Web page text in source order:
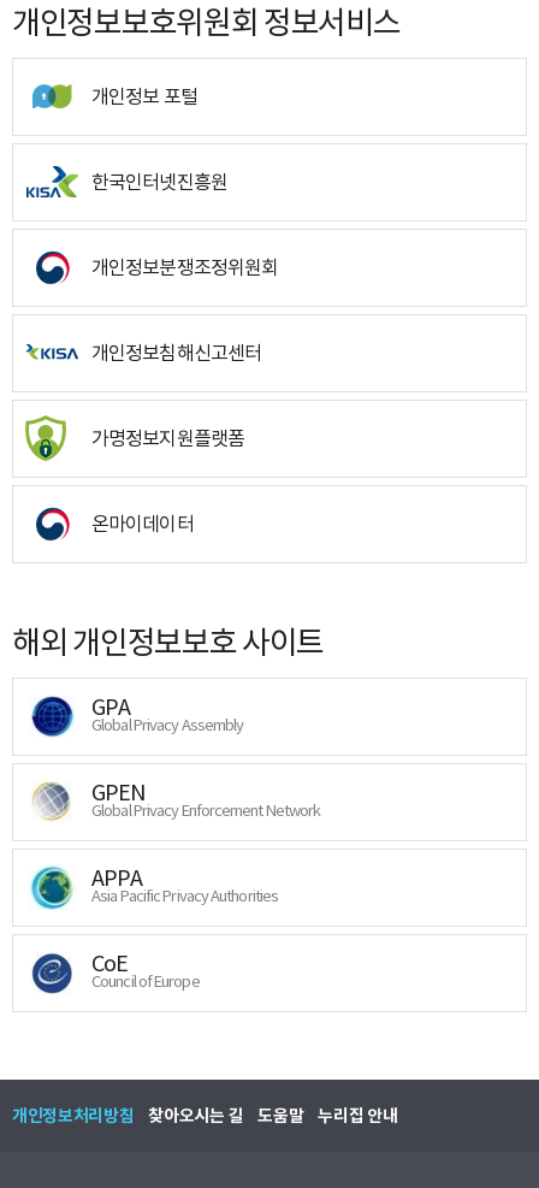
개인정보보호위원회 정보서비스
개인정보 포털
한국인터넷진흥원
개인정보분쟁조정위원회
개인정보침해신고센터
가명정보지원플랫폼
온마이데이터
해외 개인정보보호 사이트
GPA
Global Privacy Assembly
GPEN
Global Privacy Enforcement Network
APPA
Asia Pacific Privacy Authorities
CoE
Council of Europe
개인정보처리방침 찾아오시는 길 도움말 누리집 안내